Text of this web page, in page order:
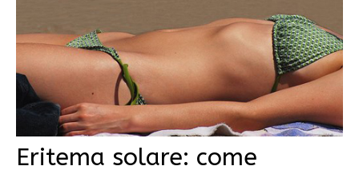
Eritema solare: come